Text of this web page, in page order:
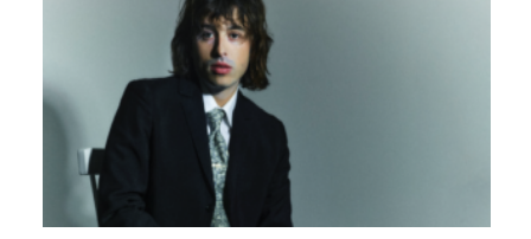
EDOUARD BIELLE